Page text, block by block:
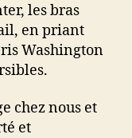
les bras
en priant
Washington
chez nous et
et